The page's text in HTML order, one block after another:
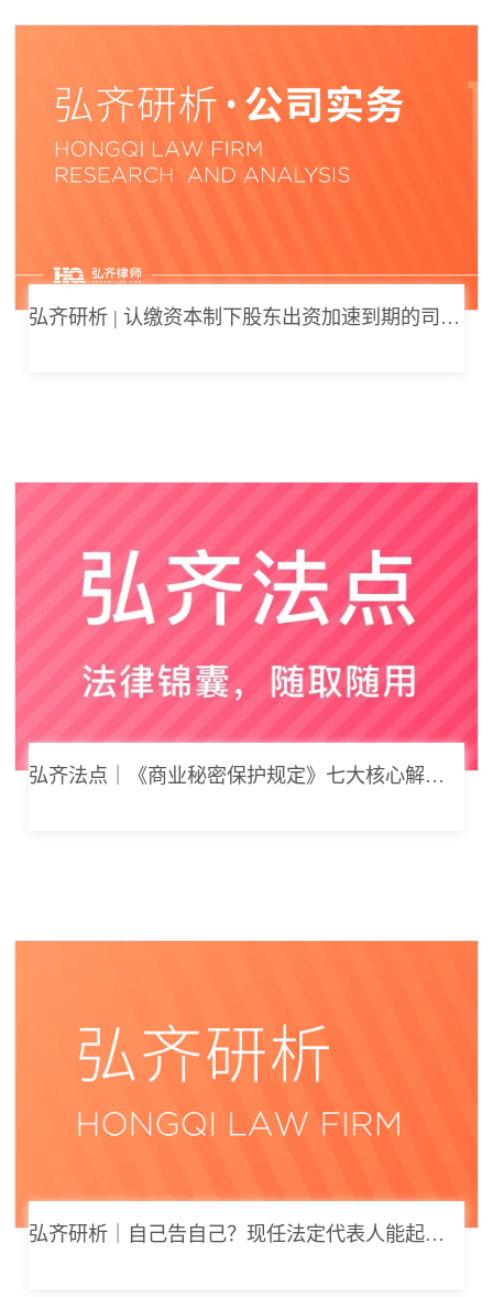
弘齐研析 | 认缴资本制下股东出资加速到期的司法边界与例外体系
弘齐法点｜《商业秘密保护规定》七大核心解读，浅谈企业商业秘密合规管理新思路
弘齐研析｜自己告自己？现任法定代表人能起诉公司索要劳动报酬吗？